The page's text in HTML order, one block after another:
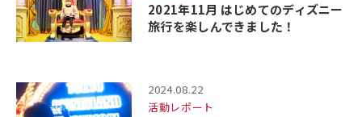
2021年11月 はじめてのディズニー
旅行を楽しんできました！
2024.08.22
活動レポート